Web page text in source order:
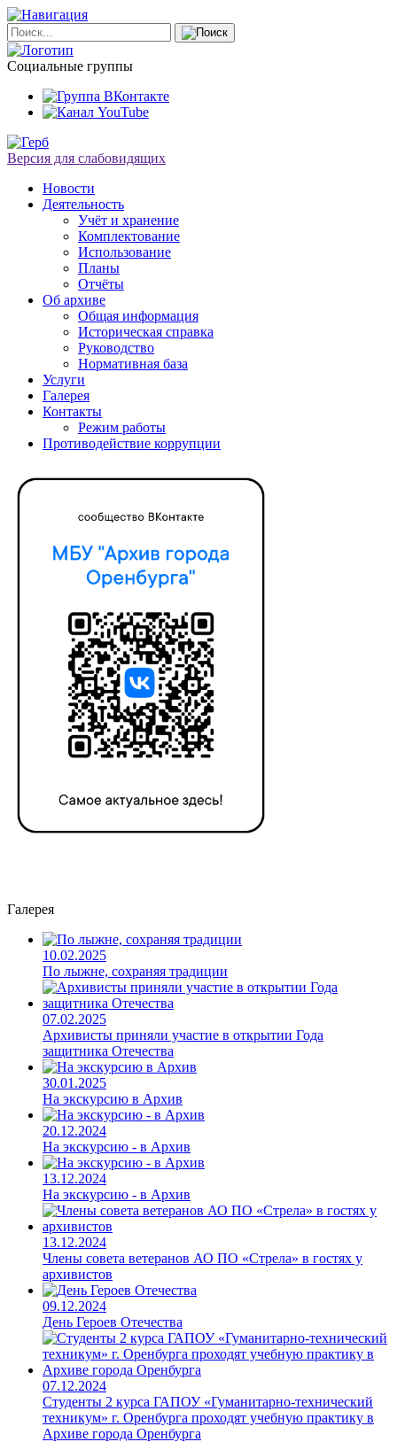
Социальные группы
Версия для слабовидящих
Новости
Деятельность
Учёт и хранение
Комплектование
Использование
Планы
Отчёты
Об архиве
Общая информация
Историческая справка
Руководство
Нормативная база
Услуги
Галерея
Контакты
Режим работы
Противодействие коррупции
Галерея
10.02.2025
По лыжне, сохраняя традиции
07.02.2025
Архивисты приняли участие в открытии Года
защитника Отечества
30.01.2025
На экскурсию в Архив
20.12.2024
На экскурсию - в Архив
13.12.2024
На экскурсию - в Архив
13.12.2024
Члены совета ветеранов АО ПО «Стрела» в гостях у
архивистов
09.12.2024
День Героев Отечества
07.12.2024
Студенты 2 курса ГАПОУ «Гуманитарно-технический
техникум» г. Оренбурга проходят учебную практику в
Архиве города Оренбурга